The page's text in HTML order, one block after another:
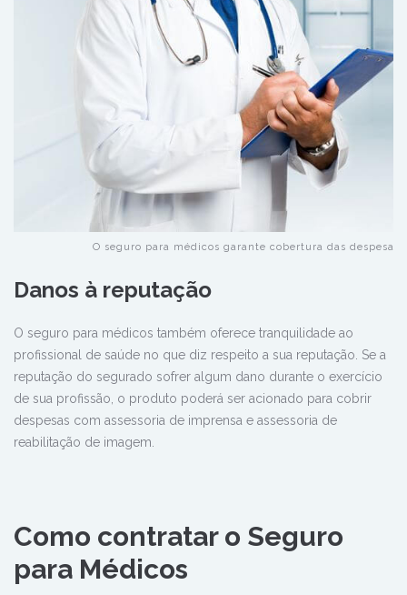
O seguro para médicos garante cobertura das
Danos à reputação
O seguro para médicos também oferece tranquilidade ao
profissional de saúde no que diz respeito a sua reputação. Se a
reputação do segurado sofrer algum dano durante o exercício
de sua profissão, o produto poderá ser acionado para cobrir
despesas com assessoria de imprensa e assessoria de
reabilitação de imagem.
Como contratar o Seguro
para Médicos